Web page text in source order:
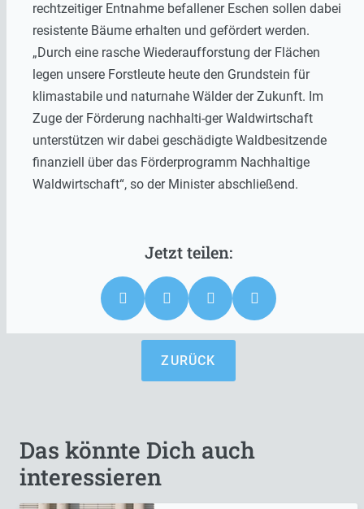
rechtzeitiger Entnahme befallener Eschen sollen dabei
resistente Bäume erhalten und gefördert werden.
„Durch eine rasche Wiederaufforstung der Flächen
legen unsere Forstleute heute den Grundstein für
klimastabile und naturnahe Wälder der Zukunft. Im
Zuge der Förderung nachhalti-ger Waldwirtschaft
unterstützen wir dabei geschädigte Waldbesitzende
finanziell über das Förderprogramm Nachhaltige
Waldwirtschaft“, so der Minister abschließend.
ZURÜCK
Das könnte Dich auch
interessieren